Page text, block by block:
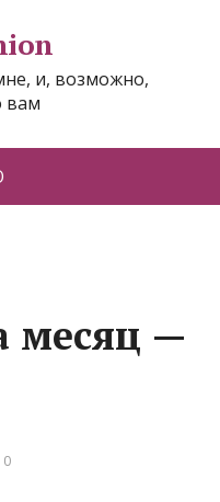
и, возможно,
вам
месяц —
0